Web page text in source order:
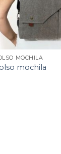
MOCHILA
mochila